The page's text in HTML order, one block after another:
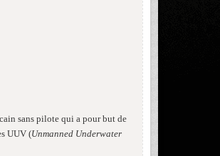
sans pilote qui a pour but de
UUV (Unmanned Underwater